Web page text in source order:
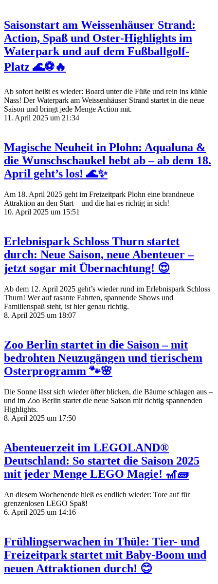
Saisonstart am Weissenhäuser Strand:
Action, Spaß und Oster-Highlights im
Waterpark und auf dem Fußballgolf-
Platz 🌊⚽🔥
Ab sofort heißt es wieder: Board unter die Füße und rein ins kühle
Nass! Der Waterpark am Weissenhäuser Strand startet in die neue
Saison und bringt jede Menge Action mit.
11. April 2025 um 21:34
Magische Neuheit in Plohn: Aqualuna &
die Wunschschaukel hebt ab – ab dem 18.
April geht’s los! 🌊✨
Am 18. April 2025 geht im Freizeitpark Plohn eine brandneue
Attraktion an den Start – und die hat es richtig in sich!
10. April 2025 um 15:51
Erlebnispark Schloss Thurn startet
durch: Neue Saison, neue Abenteuer –
jetzt sogar mit Übernachtung! 😍
Ab dem 12. April 2025 geht’s wieder rund im Erlebnispark Schloss
Thurn! Wer auf rasante Fahrten, spannende Shows und
Familienspaß steht, ist hier genau richtig.
8. April 2025 um 18:07
Zoo Berlin startet in die Saison – mit
bedrohten Neuzugängen und tierischem
Osterprogramm 🐾🌸
Die Sonne lässt sich wieder öfter blicken, die Bäume schlagen aus –
und im Zoo Berlin startet die neue Saison mit richtig spannenden
Highlights.
8. April 2025 um 17:50
Abenteuerzeit im LEGOLAND®
Deutschland: So startet die Saison 2025
mit jeder Menge LEGO Magie! 🎢🧱
An diesem Wochenende hieß es endlich wieder: Tore auf für
grenzenlosen LEGO Spaß!
6. April 2025 um 14:16
Frühlingserwachen in Thüle: Tier- und
Freizeitpark startet mit Baby-Boom und
neuen Attraktionen durch! 😊